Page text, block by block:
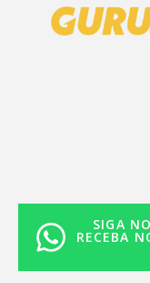
SIGA
RECEBA